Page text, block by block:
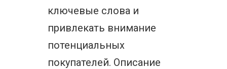
ключевые слова и
привлекать внимание
потенциальных
покупателей. Описание